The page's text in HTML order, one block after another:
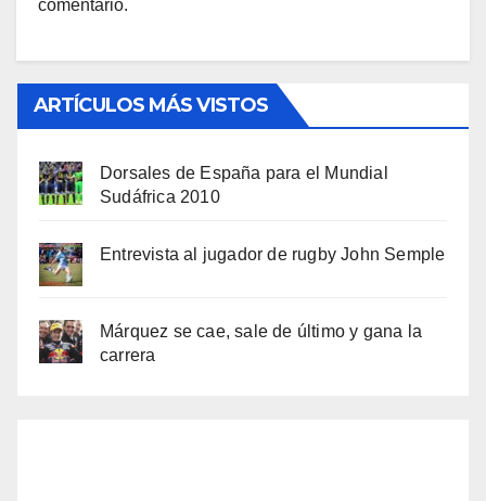
comentario.
ARTÍCULOS MÁS VISTOS
Dorsales de España para el Mundial
Sudáfrica 2010
Entrevista al jugador de rugby John Semple
Márquez se cae, sale de último y gana la
carrera